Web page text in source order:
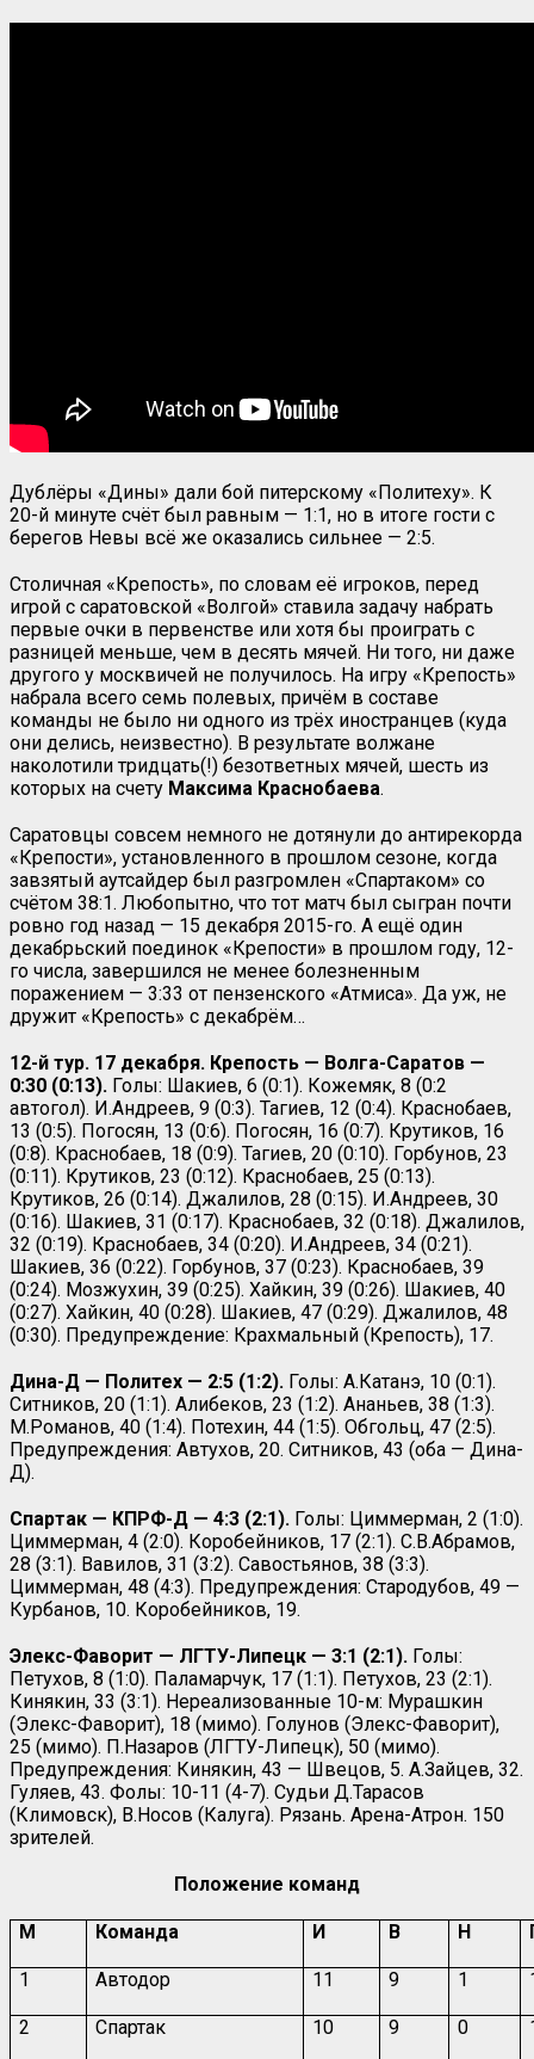
Дублёры «Дины» дали бой питерскому «Политеху». К
20-й минуте счёт был равным — 1:1, но в итоге гости с
берегов Невы всё же оказались сильнее — 2:5.
Столичная «Крепость», по словам её игроков, перед
игрой с саратовской «Волгой» ставила задачу набрать
первые очки в первенстве или хотя бы проиграть с
разницей меньше, чем в десять мячей. Ни того, ни даже
другого у москвичей не получилось. На игру «Крепость»
набрала всего семь полевых, причём в составе
команды не было ни одного из трёх иностранцев (куда
они делись, неизвестно). В результате волжане
наколотили тридцать(!) безответных мячей, шесть из
которых на счету Максима Краснобаева.
Саратовцы совсем немного не дотянули до антирекорда
«Крепости», установленного в прошлом сезоне, когда
завзятый аутсайдер был разгромлен «Спартаком» со
счётом 38:1. Любопытно, что тот матч был сыгран почти
ровно год назад — 15 декабря 2015-го. А ещё один
декабрьский поединок «Крепости» в прошлом году, 12-
го числа, завершился не менее болезненным
поражением — 3:33 от пензенского «Атмиса». Да уж, не
дружит «Крепость» с декабрём…
12-й тур. 17 декабря. Крепость — Волга-Саратов —
0:30 (0:13). Голы: Шакиев, 6 (0:1). Кожемяк, 8 (0:2
автогол). И.Андреев, 9 (0:3). Тагиев, 12 (0:4). Краснобаев,
13 (0:5). Погосян, 13 (0:6). Погосян, 16 (0:7). Крутиков, 16
(0:8). Краснобаев, 18 (0:9). Тагиев, 20 (0:10). Горбунов, 23
(0:11). Крутиков, 23 (0:12). Краснобаев, 25 (0:13).
Крутиков, 26 (0:14). Джалилов, 28 (0:15). И.Андреев, 30
(0:16). Шакиев, 31 (0:17). Краснобаев, 32 (0:18). Джалилов,
32 (0:19). Краснобаев, 34 (0:20). И.Андреев, 34 (0:21).
Шакиев, 36 (0:22). Горбунов, 37 (0:23). Краснобаев, 39
(0:24). Мозжухин, 39 (0:25). Хайкин, 39 (0:26). Шакиев, 40
(0:27). Хайкин, 40 (0:28). Шакиев, 47 (0:29). Джалилов, 48
(0:30). Предупреждение: Крахмальный (Крепость), 17.
Дина-Д — Политех — 2:5 (1:2). Голы: А.Катанэ, 10 (0:1).
Ситников, 20 (1:1). Алибеков, 23 (1:2). Ананьев, 38 (1:3).
М.Романов, 40 (1:4). Потехин, 44 (1:5). Обгольц, 47 (2:5).
Предупреждения: Автухов, 20. Ситников, 43 (оба — Дина-
Д).
Спартак — КПРФ-Д — 4:3 (2:1). Голы: Циммерман, 2 (1:0).
Циммерман, 4 (2:0). Коробейников, 17 (2:1). С.В.Абрамов,
28 (3:1). Вавилов, 31 (3:2). Савостьянов, 38 (3:3).
Циммерман, 48 (4:3). Предупреждения: Стародубов, 49 —
Курбанов, 10. Коробейников, 19.
Элекс-Фаворит — ЛГТУ-Липецк — 3:1 (2:1). Голы:
Петухов, 8 (1:0). Паламарчук, 17 (1:1). Петухов, 23 (2:1).
Кинякин, 33 (3:1). Нереализованные 10-м: Мурашкин
(Элекс-Фаворит), 18 (мимо). Голунов (Элекс-Фаворит),
25 (мимо). П.Назаров (ЛГТУ-Липецк), 50 (мимо).
Предупреждения: Кинякин, 43 — Швецов, 5. А.Зайцев, 32.
Гуляев, 43. Фолы: 10-11 (4-7). Судьи Д.Тарасов
(Климовск), В.Носов (Калуга). Рязань. Арена-Атрон. 150
зрителей.
Положение команд
М Команда И В Н
1 Автодор 11 9 1
2 Спартак 10 9 0